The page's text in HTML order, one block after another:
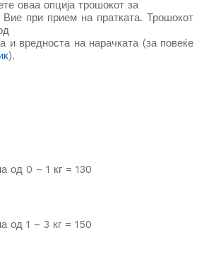
оваа опција трошокот за
Вие при прием на пратката. Трошокот
и вредноста на нарачката (за повеќе
).
од 0 – 1 кг = 130
од 1 – 3 кг = 150